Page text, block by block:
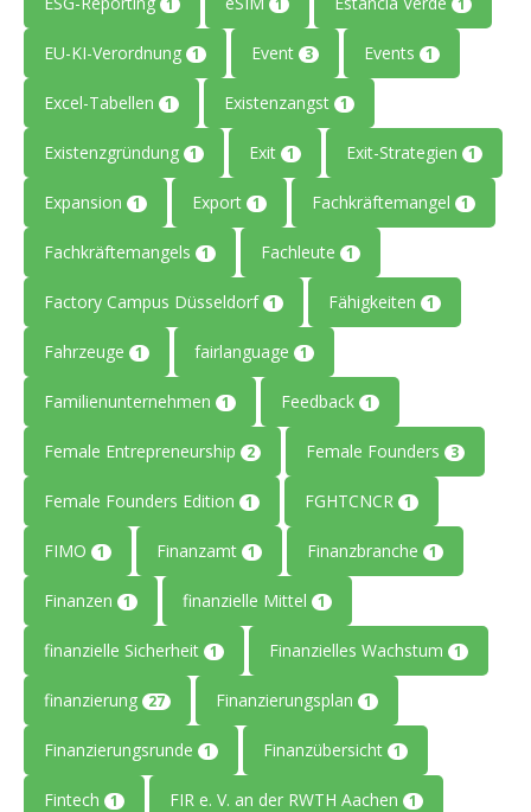
1 1 1
EU-KI-Verordnung 1 Event 3 Events 1
Excel-Tabellen 1 Existenzangst 1
Existenzgründung 1 Exit 1 Exit-Strategien 1
Expansion 1 Export 1 Fachkräftemangel 1
Fachkräftemangels 1 Fachleute 1
Factory Campus Düsseldorf 1 Fähigkeiten 1
Fahrzeuge 1 fairlanguage 1
Familienunternehmen 1 Feedback 1
Female Entrepreneurship 2 Female Founders 3
Female Founders Edition 1 FGHTCNCR 1
FIMO 1 Finanzamt 1 Finanzbranche 1
Finanzen 1 finanzielle Mittel 1
finanzielle Sicherheit 1 Finanzielles Wachstum 1
finanzierung 27 Finanzierungsplan 1
Finanzierungsrunde 1 Finanzübersicht 1
Fintech 1 FIR e. V. an der RWTH Aachen 1